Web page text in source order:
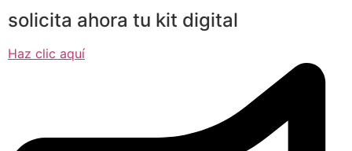
solicita ahora tu kit digital
Haz clic aquí